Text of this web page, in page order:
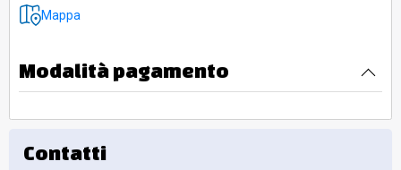
Mappa
Modalità pagamento
Contatti